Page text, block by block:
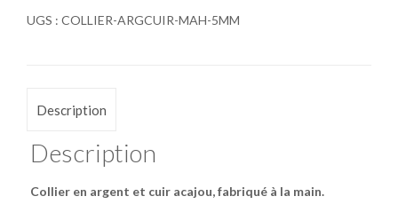
UGS : COLLIER-ARGCUIR-MAH-5MM
Description
Description
Collier en argent et cuir acajou, fabriqué à la main.